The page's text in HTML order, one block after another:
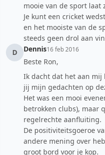
mooie van de sport laat
Je kunt een cricket
en het mooiste van de
steeds geen drol aan
D
Dennis16 feb 2016
Beste Ron,
Ik dacht dat het aan mij
jij mijn gedachten op
Het was een mooi
betrokken clubs), maar
regelrechte aanfluiting.
De positiviteitsgoeroe
andere mening over
groot bord voor je kop.